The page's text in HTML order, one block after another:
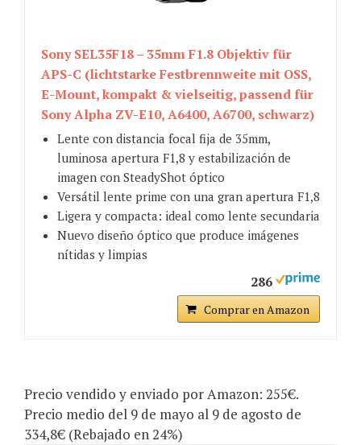
Sony SEL35F18 – 35mm F1.8 Objektiv für
APS-C (lichtstarke Festbrennweite mit OSS,
E-Mount, kompakt & vielseitig, passend für
Sony Alpha ZV-E10, A6400, A6700, schwarz)
Lente con distancia focal fija de 35mm,
luminosa apertura F1,8 y estabilización de
imagen con SteadyShot óptico
Versátil lente prime con una gran apertura F1,8
Ligera y compacta: ideal como lente secundaria
Nuevo diseño óptico que produce imágenes
nítidas y limpias
286
Comprar en Amazon
Precio vendido y enviado por Amazon: 255€.
Precio medio del 9 de mayo al 9 de agosto de
334,8€ (Rebajado en 24%)